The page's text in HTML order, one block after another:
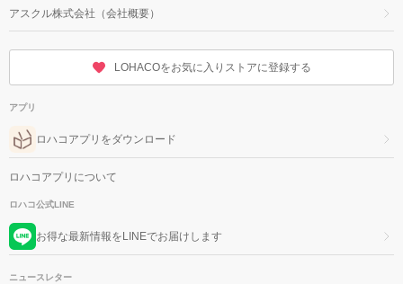
アスクル株式会社（会社概要）
LOHACOをお気に入りストアに登録する
アプリ
ロハコアプリをダウンロード
ロハコアプリについて
ロハコ公式LINE
お得な最新情報をLINEでお届けします
ニュースレター